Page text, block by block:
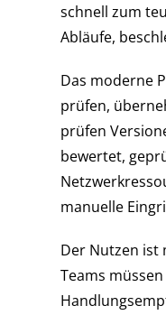
schnell zum
Abläufe,
Das moderne
prüfen,
prüfen
bewertet,
manuelle
Der Nutzen ist
Teams